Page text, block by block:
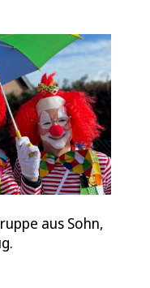
aus Sohn,